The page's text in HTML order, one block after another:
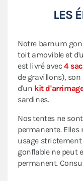
LES
Notre barnum
toit amovible et
est livré avec4
de gravillons), son
d'un kit
sardines.
Nos tentes ne
permanente. Elles
usage
gonflable ne peut
permanent.